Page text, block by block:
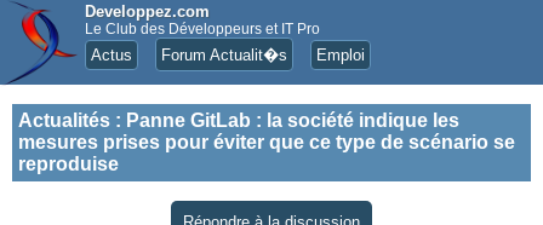
Developpez.com
Le Club des Développeurs et IT Pro
Actus Forum Actualit�s Emploi
Actualités : Panne GitLab : la société indique les
mesures prises pour éviter que ce type de scénario se
reproduise